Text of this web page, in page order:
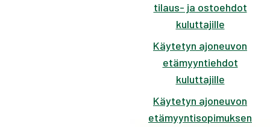
tilaus- ja ostoehdot
kuluttajille
Käytetyn ajoneuvon
etämyyntiehdot
kuluttajille
Käytetyn ajoneuvon
etämyyntisopimuksen